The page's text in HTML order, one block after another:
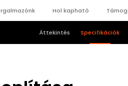
Hol kapható
Áttekintés Specifikációk